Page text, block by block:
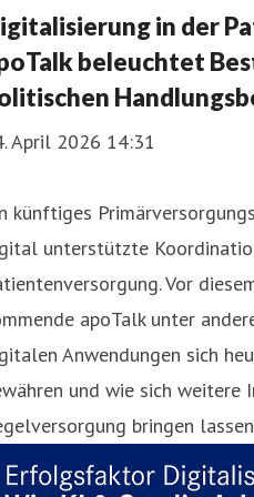
in der
beleuchtet
April 2026 14:31
künftiges
unterstützte
Vor
apoTalk unter
Anwendungen sich
und wie sich weitere
bringen